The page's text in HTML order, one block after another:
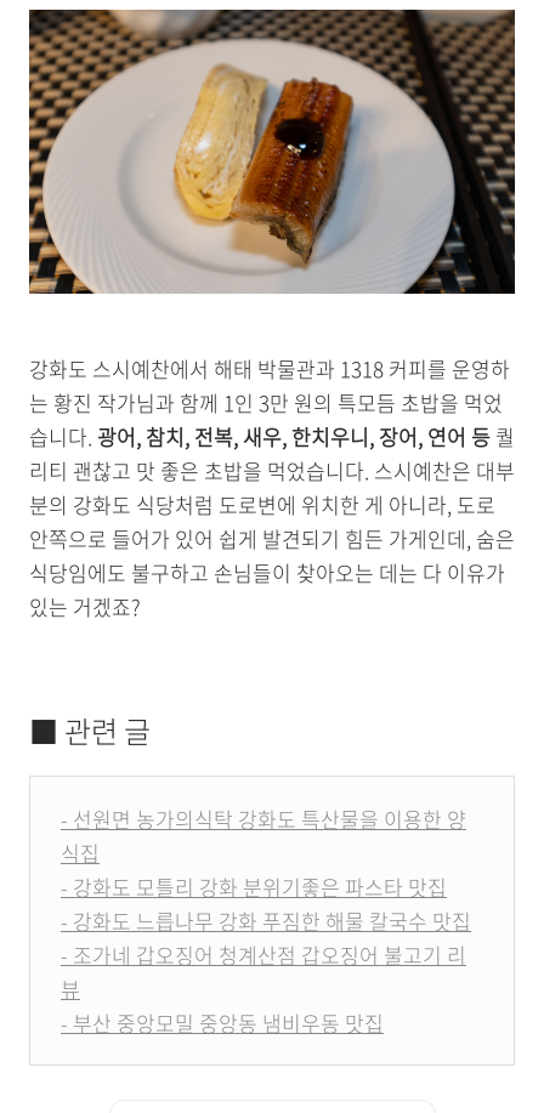
강화도 스시예찬에서 해태 박물관과 1318 커피를 운영하
는 황진 작가님과 함께 1인 3만 원의 특모듬 초밥을 먹었
습니다. 광어, 참치, 전복, 새우, 한치우니, 장어, 연어 등 퀄
리티 괜찮고 맛 좋은 초밥을 먹었습니다. 스시예찬은 대부
분의 강화도 식당처럼 도로변에 위치한 게 아니라, 도로
안쪽으로 들어가 있어 쉽게 발견되기 힘든 가게인데, 숨은
식당임에도 불구하고 손님들이 찾아오는 데는 다 이유가
있는 거겠죠?
■ 관련 글
- 선원면 농가의식탁 강화도 특산물을 이용한 양
식집
- 강화도 모틀리 강화 분위기좋은 파스타 맛집
- 강화도 느릅나무 강화 푸짐한 해물 칼국수 맛집
- 조가네 갑오징어 청계산점 갑오징어 불고기 리
뷰
- 부산 중앙모밀 중앙동 냄비우동 맛집